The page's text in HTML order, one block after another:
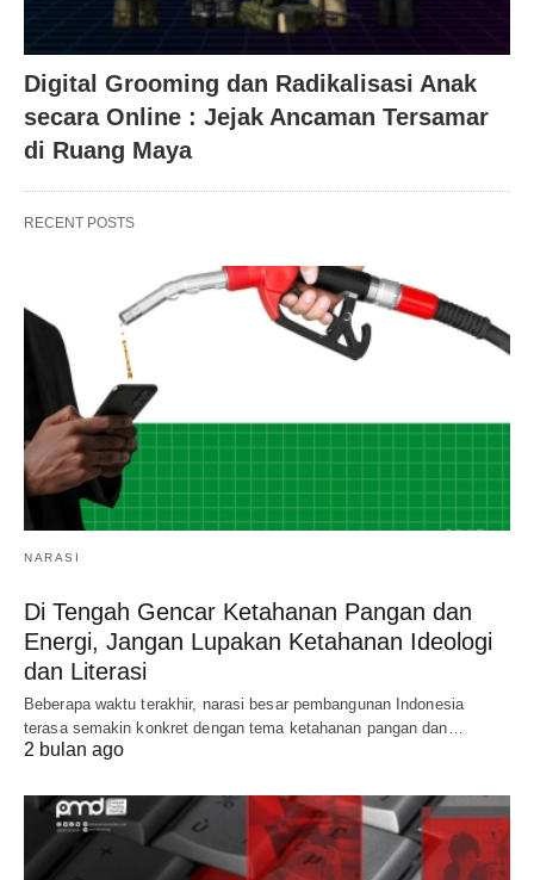
Digital Grooming dan Radikalisasi Anak
secara Online : Jejak Ancaman Tersamar
di Ruang Maya
RECENT POSTS
NARASI
Di Tengah Gencar Ketahanan Pangan dan
Energi, Jangan Lupakan Ketahanan Ideologi
dan Literasi
Beberapa waktu terakhir, narasi besar pembangunan Indonesia
terasa semakin konkret dengan tema ketahanan pangan dan…
2 bulan ago